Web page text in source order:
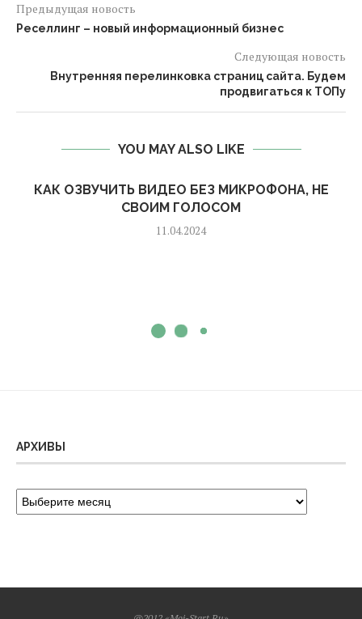
Предыдущая новость
Реселлинг – новый информационный бизнес
Следующая новость
Внутренняя перелинковка страниц сайта. Будем
продвигаться к ТОПу
YOU MAY ALSO LIKE
КАК ОЗВУЧИТЬ ВИДЕО БЕЗ МИКРОФОНА, НЕ
СВОИМ ГОЛОСОМ
11.04.2024
АРХИВЫ